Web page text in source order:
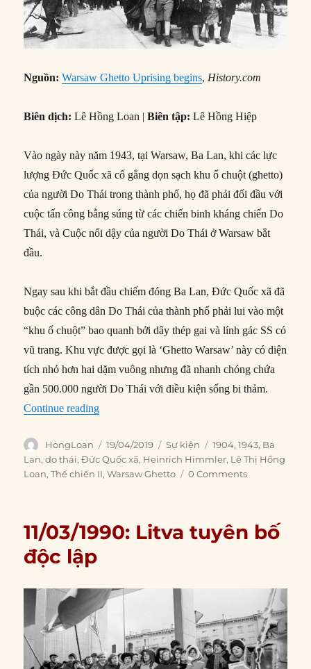
Nguồn: Warsaw Ghetto Uprising begins, History.com
Biên dịch: Lê Hồng Loan |Biên tập:Lê Hồng Hiệp
Vào ngày này năm 1943, tại Warsaw, Ba Lan, khi các lực
lượng Đức Quốc xã cố gắng dọn sạch khu ổ chuột (ghetto)
của người Do Thái trong thành phố, họ đã phải đối đầu với
cuộc tấn công bằng súng từ các chiến binh kháng chiến Do
Thái, và Cuộc nổi dậy của người Do Thái ở Warsaw bắt
đầu.
Ngay sau khi bắt đầu chiếm đóng Ba Lan, Đức Quốc xã đã
buộc các công dân Do Thái của thành phố phải lui vào một
“khu ổ chuột” bao quanh bởi dây thép gai và lính gác SS có
vũ trang. Khu vực được gọi là ‘Ghetto Warsaw’ này có diện
tích nhỏ hơn hai dặm vuông nhưng đã nhanh chóng chứa
gần 500.000 người Do Thái với điều kiện sống bi thảm.
Continue reading“19/04/1943: Cuộc nổi dậy của người Do Thái
Author
HongLoan
Posted
on
19/04/2019 Categories
Sự kiện Tags
1904,1943, Ba
Lan,do thái,Đức Quốc xã, Heinrich Himmler, Lê Thị Hồng
Loan,Thế chiến II,Warsaw Ghetto 0 Comments
11/03/1990: Litva tuyên bố
độc lập